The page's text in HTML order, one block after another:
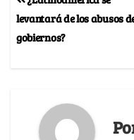
levantará de los abusos
gobiernos?